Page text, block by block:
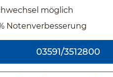
möglich
Notenverbesserung
03591/3512800